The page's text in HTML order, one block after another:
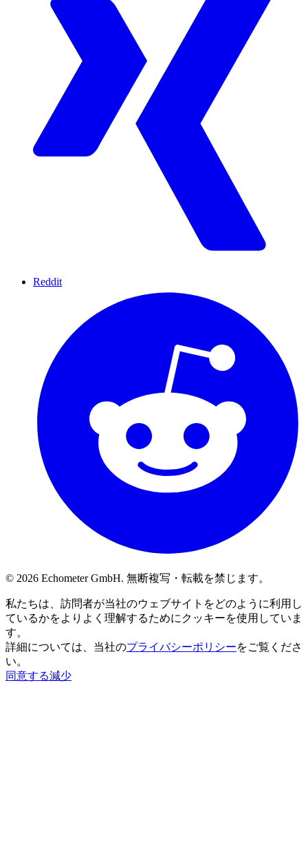
Reddit
© 2026 Echometer GmbH. 無断複写・転載を禁じます。
私たちは、訪問者が当社のウェブサイトをどのように利用し
ているかをよりよく理解するためにクッキーを使用していま
す。
詳細については、当社のプライバシーポリシーをご覧くださ
い。
同意する減少